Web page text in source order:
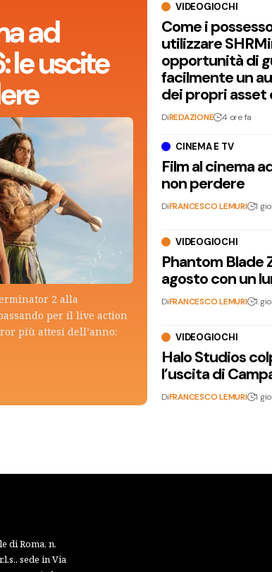
ad
le uscite
2 alla
per il live action
più attesi dell’anno:
VIDEOGIOCHI
Come i
utilizzare
opportunità di
facilmente un
dei propri asset
DiREDAZIONE 4 ore fa
CINEMA E TV
Film al cinema
non perdere
DiFRANCESCO LEMURI 1
VIDEOGIOCHI
Phantom Blade
agosto con un
DiFRANCESCO LEMURI 1
VIDEOGIOCHI
Halo Studios
l’uscita di
DiFRANCESCO LEMURI 1
di Roma, n.
sede in Via